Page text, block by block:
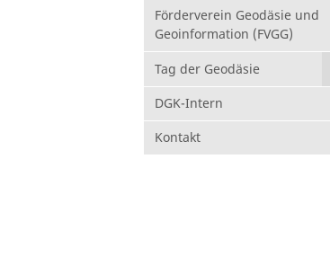
Förderverein Geodäsie und
Geoinformation (FVGG)
Tag der Geodäsie
DGK-Intern
Kontakt